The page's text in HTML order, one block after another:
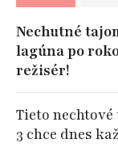
Nechutné
lagúna po
režisér!
Tieto
3 chce dnes